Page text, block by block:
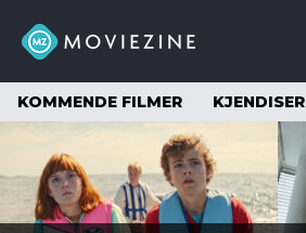
KOMMENDE FILMER KJENDISER